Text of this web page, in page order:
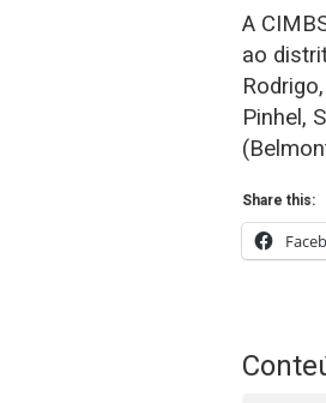
A
ao
Pinhel,
Share this: